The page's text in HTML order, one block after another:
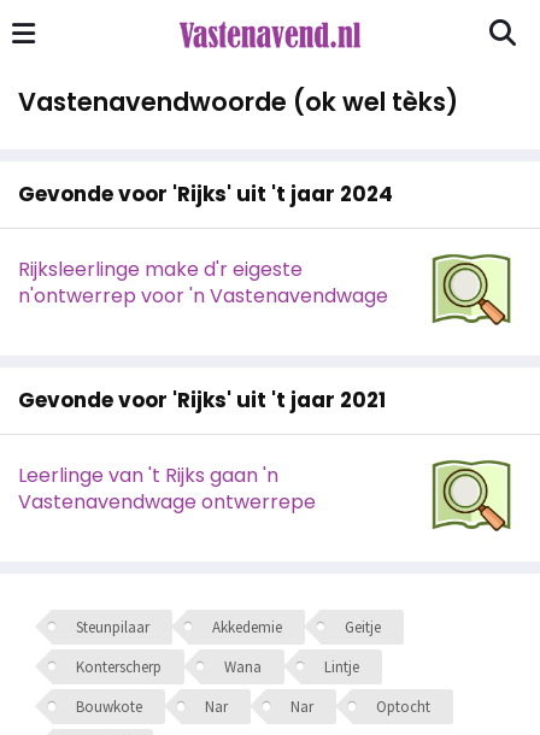
Vastenavendwoorde (ok wel tèks)
Gevonde voor 'Rijks' uit 't jaar 2024
Rijksleerlinge make d'r eigeste
n'ontwerrep voor 'n Vastenavendwage
Gevonde voor 'Rijks' uit 't jaar 2021
Leerlinge van 't Rijks gaan 'n
Vastenavendwage ontwerrepe
Steunpilaar Akkedemie
Geitje
Konterscherp
Wana
Lintje
Bouwkote
Nar Nar
Optocht